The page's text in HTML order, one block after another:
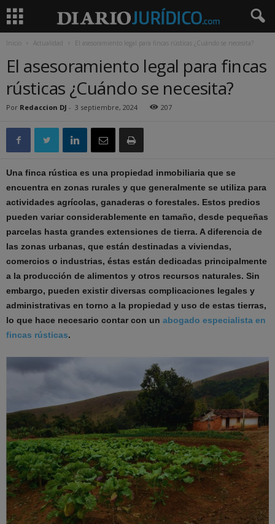
Inicio Actualidad El asesoramiento legal para fincas rústicas ¿Cuándo se necesita?
El asesoramiento legal para fincas
rústicas ¿Cuándo se necesita?
Por Redaccion DJ - 3 septiembre, 2024 207
Una finca rústica es una propiedad inmobiliaria que se
encuentra en zonas rurales y que generalmente se utiliza para
actividades agrícolas, ganaderas o forestales. Estos predios
pueden variar considerablemente en tamaño, desde pequeñas
parcelas hasta grandes extensiones de tierra. A diferencia de
las zonas urbanas, que están destinadas a viviendas,
comercios o industrias, éstas están dedicadas principalmente
a la producción de alimentos y otros recursos naturales. Sin
embargo, pueden existir diversas complicaciones legales y
administrativas en torno a la propiedad y uso de estas tierras,
lo que hace necesario contar con un abogado especialista en
fincas rústicas.